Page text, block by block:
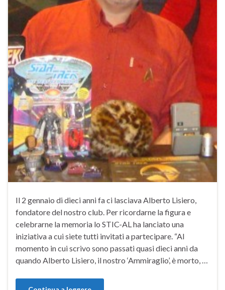
Il 2 gennaio di dieci anni fa ci lasciava Alberto Lisiero,
fondatore del nostro club. Per ricordarne la figura e
celebrarne la memoria lo STIC-AL ha lanciato una
iniziativa a cui siete tutti invitati a partecipare. “Al
momento in cui scrivo sono passati quasi dieci anni da
quando Alberto Lisiero, il nostro ‘Ammiraglio’, è morto, …